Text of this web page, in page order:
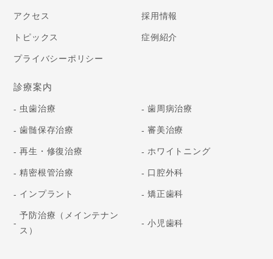
アクセス 採用情報
トピックス 症例紹介
プライバシーポリシー
診療案内
虫歯治療 歯周病治療
歯髄保存治療 審美治療
再生・修復治療 ホワイトニング
精密根管治療 口腔外科
インプラント 矯正歯科
予防治療 （メインテナン
ス）
小児歯科